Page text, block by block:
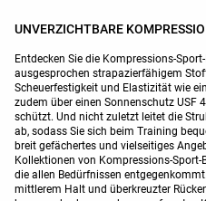
UNVERZICHTBARE
Entdecken Sie die Kompressions-
ausgesprochen strapazierfähigem
Scheuerfestigkeit und Elastizität wie
zudem über einen Sonnenschutz USF
schützt. Und nicht zuletzt leitet die
ab, sodass Sie sich beim Training
breit gefächertes und vielseitiges
Kollektionen von Kompressions-
die allen Bedürfnissen
mittlerem Halt und überkreuzter